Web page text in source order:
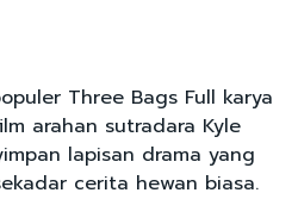
Three Bags Full karya
arahan sutradara Kyle
lapisan drama yang
cerita hewan biasa.